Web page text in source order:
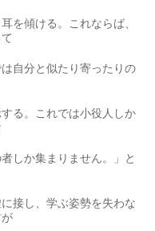
を傾ける。これならば、
自分と似たり寄ったりの
る。これでは小役人しか
しか集まりません。」と
接し、学ぶ姿勢を失わな